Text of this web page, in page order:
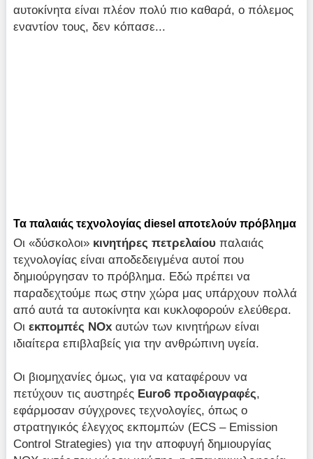
αυτοκίνητα είναι πλέον πολύ πιο καθαρά, ο πόλεμος
εναντίον τους, δεν κόπασε...
Τα παλαιάς τεχνολογίας diesel αποτελούν πρόβλημα
Οι «δύσκολοι» κινητήρες πετρελαίου παλαιάς
τεχνολογίας είναι αποδεδειγμένα αυτοί που
δημιούργησαν το πρόβλημα. Εδώ πρέπει να
παραδεχτούμε πως στην χώρα μας υπάρχουν πολλά
από αυτά τα αυτοκίνητα και κυκλοφορούν ελεύθερα.
Οιεκπομπές NOx αυτών των κινητήρων είναι
ιδιαίτερα επιβλαβείς για την ανθρώπινη υγεία.
Οι βιομηχανίες όμως, για να καταφέρουν να
πετύχουν τις αυστηρές Euro6 προδιαγραφές,
εφάρμοσαν σύγχρονες τεχνολογίες, όπως ο
στρατηγικός έλεγχος εκπομπών (ECS – Emission
Control Strategies) για την αποφυγή δημιουργίας